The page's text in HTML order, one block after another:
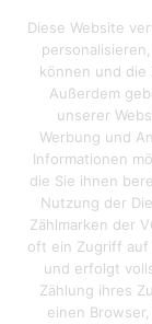
Reisen
Diese Website
können und die
Außerdem
unserer
Werbung und
Informationen
die Sie ihnen
Nutzung der
Zählmarken der
oft ein Zugriff
und erfolgt
Zählung ihres
einen